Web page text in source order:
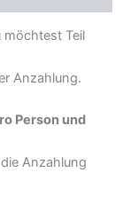
möchtest Teil
Anzahlung.
Person und
Anzahlung